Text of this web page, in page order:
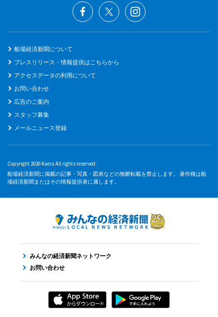
船場経済新聞について
プレスリリース・情報提供はこちらから
アクセスデータの利用について
お問い合わせ
広告のご案内
スタッフ募集
メールニュース登録
Copyright 2026 Kaeru All rights reserved.
船場経済新聞に掲載の記事・写真・図表などの無断転載を禁止します。 著作権は船
場経済新聞またはその情報提供者に属します。
みんなの経済新聞ネットワーク
お問い合わせ